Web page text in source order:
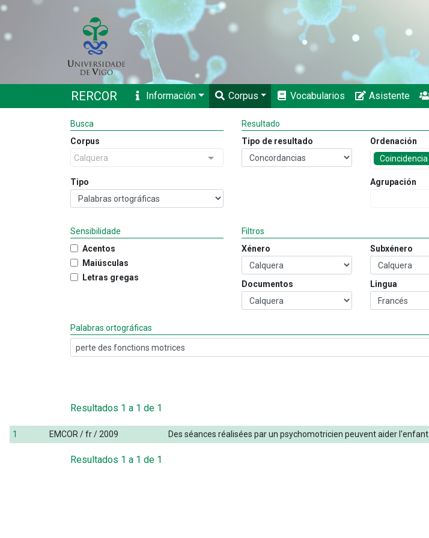
RERCOR Información Corpus Vocabularios Asistente
Busca
Corpus
Calquera
Tipo
Resultado
Tipo de resultado
Ordenación
Coincidencia
Agrupación
Sensibilidade
Acentos
Maiúsculas
Letras gregas
Filtros
Xénero
Subxénero
Documentos Lingua
Palabras ortográficas
Resultados 1 a 1 de 1
1 EMCOR / fr / 2009 Des séances réalisées parun psychomotricien peuventaider l'enfant
Resultados 1 a 1 de 1